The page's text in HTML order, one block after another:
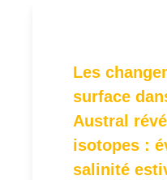
Les
surface
Austral
isotopes :
salinité